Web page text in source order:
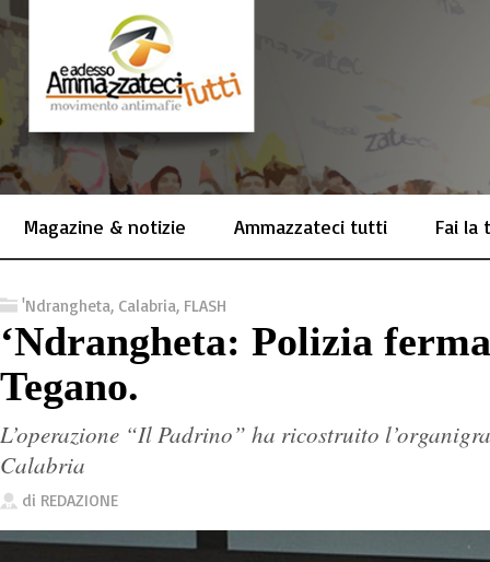
Magazine & notizie Ammazzateci tutti Fai la
'Ndrangheta, Calabria, FLASH
‘Ndrangheta: Polizia
Tegano.
L’operazione “Il Padrino” ha ricostruito
Calabria
di REDAZIONE